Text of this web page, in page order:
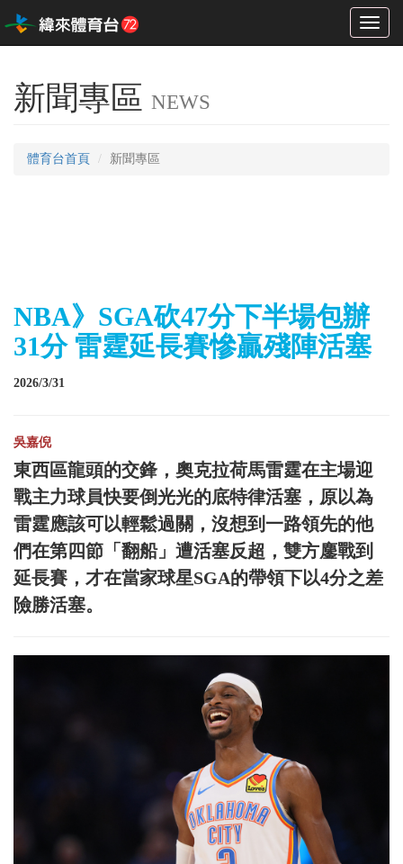
Toggle
新聞專區 NEWS
體育台首頁 新聞專區
NBA》SGA砍47分下半場包辦
31分 雷霆延長賽慘贏殘陣活塞
2026/3/31
吳嘉倪
東西區龍頭的交鋒，奧克拉荷馬雷霆在主場迎
戰主力球員快要倒光光的底特律活塞，原以為
雷霆應該可以輕鬆過關，沒想到一路領先的他
們在第四節「翻船」遭活塞反超，雙方鏖戰到
延長賽，才在當家球星SGA的帶領下以4分之差
險勝活塞。